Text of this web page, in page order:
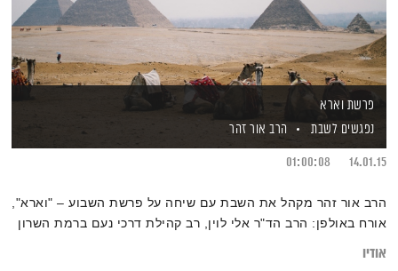
פרשת וארא
נפגשים לשבת
הרב אור זהר
14.01.15
01:00:08
הרב אור זהר מקהל את השבת עם שיחה על פרשת השבוע – "וארא",
אורח באולפן: הרב הד"ר אלי לוין, רב קהילת דרכי נעם ברמת השרון
אודיו